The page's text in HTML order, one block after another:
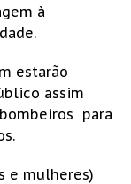
à
estarão
assim
para
e mulheres)